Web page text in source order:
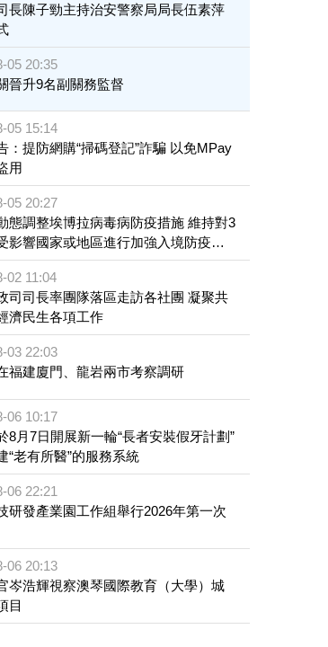
長陳子勁主持治安警察局局長伍素萍
05 20:35
晉升9名副關務監督
05 15:14
：提防網購“掃碼登記”詐騙 以免MPay
用
05 20:27
態調整埃博拉病毒病防疫措施 維持對3
影響國家或地區進行加強入境防疫措
02 11:04
司司長率團隊落區走訪各社團 凝聚共
濟民生各項工作
03 22:03
福建廈門、龍岩兩市考察調研
06 10:17
8月7日開展新一輪“長者安裝假牙計劃”
“老有所醫”的服務系統
06 22:21
研發產業園工作組舉行2026年第一次
06 20:13
岑浩輝視察澳琴國際教育（大學）城
目